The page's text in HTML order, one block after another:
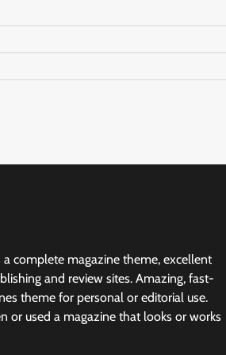
complete magazine theme, excellent
and review sites. Amazing, fast-
theme for personal or editorial use.
or used a magazine that looks or works